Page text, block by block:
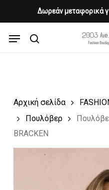
Δωρεάν μεταφορικά
content
Menu
Cart
Αρχική σελίδα
Πουλόβερ
BRACKEN